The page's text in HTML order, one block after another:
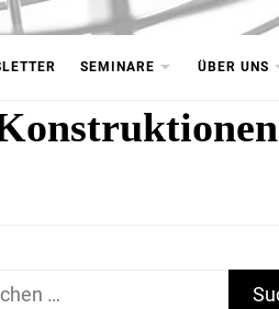
SEMINARE ÜBER UNS